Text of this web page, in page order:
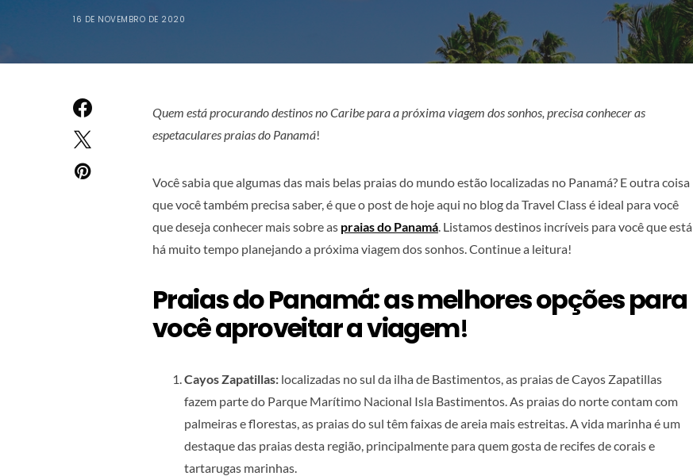
16 DE NOVEMBRO DE 2020
Quem está procurando destinos no Caribe para a próxima viagem dos sonhos, precisa conhecer as
espetaculares praias do Panamá!
Você sabia que algumas das mais belas praias do mundo estão localizadas no Panamá? E outra coisa
que você também precisa saber, é que o post de hoje aqui no blog da Travel Class é ideal para você
que deseja conhecer mais sobre as praias do Panamá. Listamos destinos incríveis para você que está
há muito tempo planejando a próxima viagem dos sonhos. Continue a leitura!
Praias do Panamá: as melhores opções para
você aproveitar a viagem!
Cayos Zapatillas: localizadas no sul da ilha de Bastimentos, as praias de Cayos Zapatillas
fazem parte do Parque Marítimo Nacional Isla Bastimentos. As praias do norte contam com
palmeiras e florestas, as praias do sul têm faixas de areia mais estreitas. A vida marinha é um
destaque das praias desta região, principalmente para quem gosta de recifes de corais e
tartarugas marinhas.